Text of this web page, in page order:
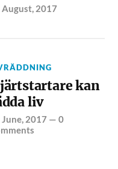
August, 2017
kan
liv
June, 2017 —0